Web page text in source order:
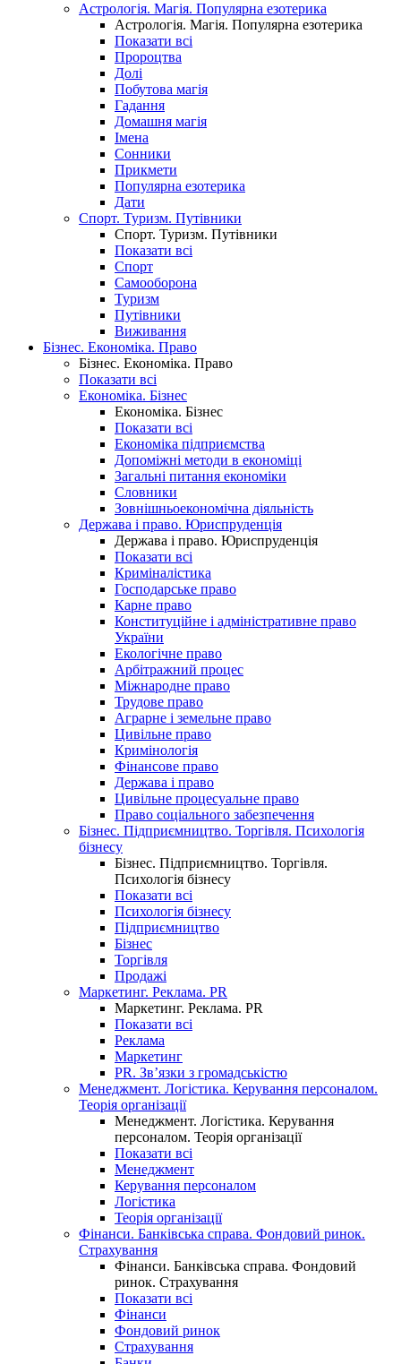
Астрологія. Магія. Популярна езотерика
Астрологія. Магія. Популярна езотерика
Показати всі
Пророцтва
Долі
Побутова магія
Гадання
Домашня магія
Імена
Сонники
Прикмети
Популярна езотерика
Дати
Спорт. Туризм. Путівники
Спорт. Туризм. Путівники
Показати всі
Спорт
Самооборона
Туризм
Путівники
Виживання
Бізнес. Економіка. Право
Бізнес. Економіка. Право
Показати всі
Економіка. Бізнес
Економіка. Бізнес
Показати всі
Економіка підприємства
Допоміжні методи в економіці
Загальні питання економіки
Словники
Зовнішньоекономічна діяльність
Держава і право. Юриспруденція
Держава і право. Юриспруденція
Показати всі
Криміналістика
Господарське право
Карне право
Конституційне і адміністративне право
України
Екологічне право
Арбітражний процес
Міжнародне право
Трудове право
Аграрне і земельне право
Цивільне право
Кримінологія
Фінансове право
Держава і право
Цивільне процесуальне право
Право соціального забезпечення
Бізнес. Підприємництво. Торгівля. Психологія
бізнесу
Бізнес. Підприємництво. Торгівля.
Психологія бізнесу
Показати всі
Психологія бізнесу
Підприємництво
Бізнес
Торгівля
Продажі
Маркетинг. Реклама. PR
Маркетинг. Реклама. PR
Показати всі
Реклама
Маркетинг
PR. Зв’язки з громадськістю
Менеджмент. Логістика. Керування персоналом.
Теорія організації
Менеджмент. Логістика. Керування
персоналом. Теорія організації
Показати всі
Менеджмент
Керування персоналом
Логістика
Теорія організації
Фінанси. Банківська справа. Фондовий ринок.
Страхування
Фінанси. Банківська справа. Фондовий
ринок. Страхування
Показати всі
Фінанси
Фондовий ринок
Страхування